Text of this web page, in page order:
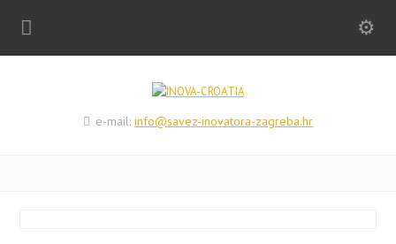
e-mail:info@savez-inovatora-zagreba.hr